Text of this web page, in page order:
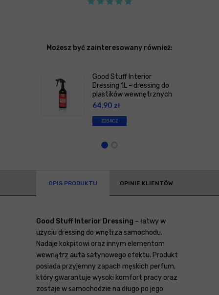
Możesz być zainteresowany również:
Good Stuff Interior
Dressing 1L - dressing do
plastików wewnętrznych
64,90 zł
ZOBACZ
OPIS PRODUKTU OPINIE KLIENTÓW
Good Stuff Interior Dressing – łatwy w
użyciu dressing do wnętrza samochodu.
Nadaje kokpitowi oraz innym elementom
wewnątrz auta satynowego efektu. Produkt
posiada przyjemny zapach męskich perfum,
który gwarantuje wysoki komfort pracy oraz
zostaje w samochodzie na długo po jego